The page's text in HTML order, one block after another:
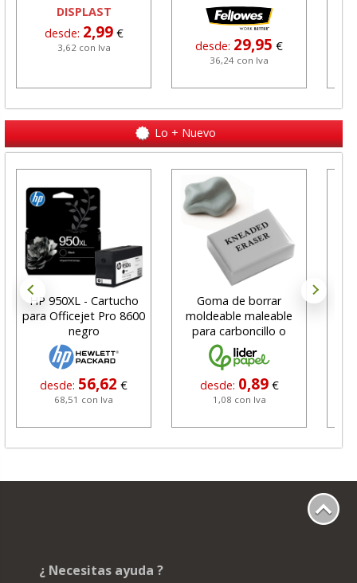
DISPLAST
desde: 2,99 €
3,62 con Iva desde: 29,95 €
36,24 con Iva
Lo + Nuevo
HP 950XL - Cartucho
para Officejet Pro 8600
negro
desde: 56,62 €
68,51 con Iva
Goma de borrar
moldeable maleable
para carboncillo o
grafito
desde: 0,89 €
1,08 con Iva
¿ Necesitas ayuda ?